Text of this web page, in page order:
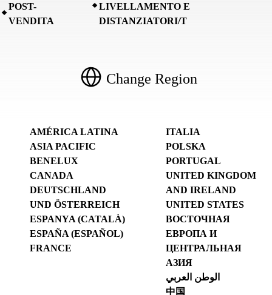
POST-
VENDITA
LIVELLAMENTO E
DISTANZIATORI/T
Change Region
AMÉRICA LATINA
ASIA PACIFIC
BENELUX
CANADA
DEUTSCHLAND
UND ÖSTERREICH
ESPANYA (CATALÀ)
ESPAÑA (ESPAÑOL)
FRANCE
ITALIA
POLSKA
PORTUGAL
UNITED KINGDOM
AND IRELAND
UNITED STATES
ВОСТОЧНАЯ
ЕВРОПА И
ЦЕНТРАЛЬНАЯ
АЗИЯ
الوطن العربي
中国